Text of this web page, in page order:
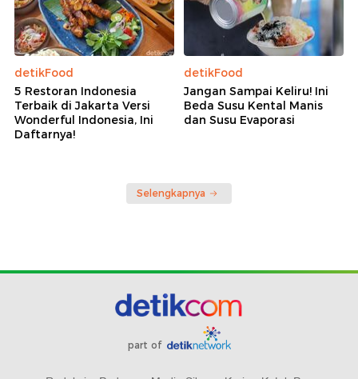
detikFood
5 Restoran Indonesia
Terbaik di Jakarta Versi
Wonderful Indonesia, Ini
Daftarnya!
detikFood
Jangan Sampai Keliru! Ini
Beda Susu Kental Manis
dan Susu Evaporasi
Selengkapnya
part of